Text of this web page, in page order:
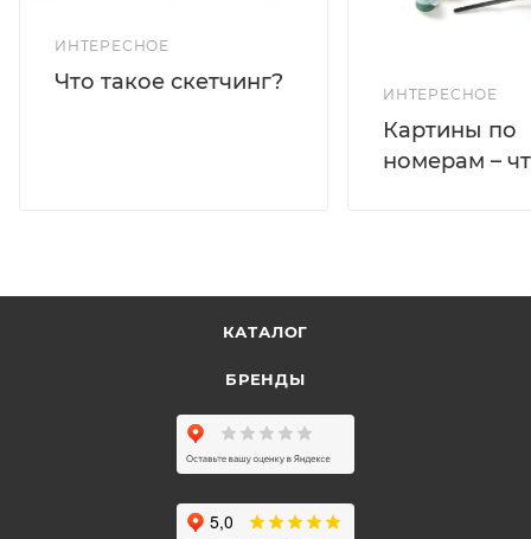
ИНТЕРЕСНОЕ
Что такое скетчинг?
ИНТЕРЕСНОЕ
Картины по
номерам –
КАТАЛОГ
БРЕНДЫ